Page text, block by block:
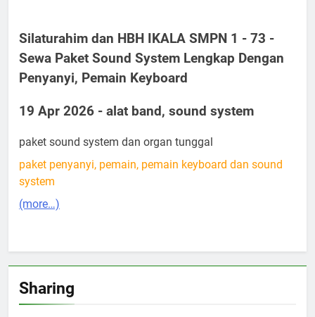
Silaturahim dan HBH IKALA SMPN 1 - 73 -
Sewa Paket Sound System Lengkap Dengan
Penyanyi, Pemain Keyboard
19 Apr 2026 - alat band, sound system
paket sound system dan organ tunggal
paket penyanyi, pemain, pemain keyboard dan sound
system
(more…)
Sharing